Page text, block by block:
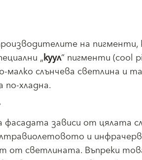
на пигменти,
„куул“ пигменти (cool
слънчева светлина и
хладна.
зависи от цялата
и
от светлината. Въпреки